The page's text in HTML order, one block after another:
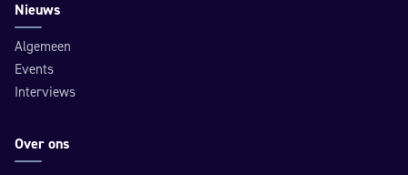
Nieuws
Algemeen
Events
Interviews
Over ons